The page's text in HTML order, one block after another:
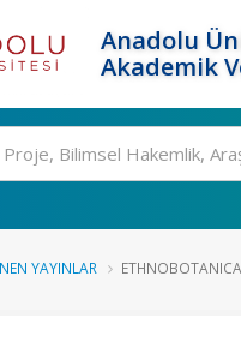
Anadolu
Akademik
YAYINLAR